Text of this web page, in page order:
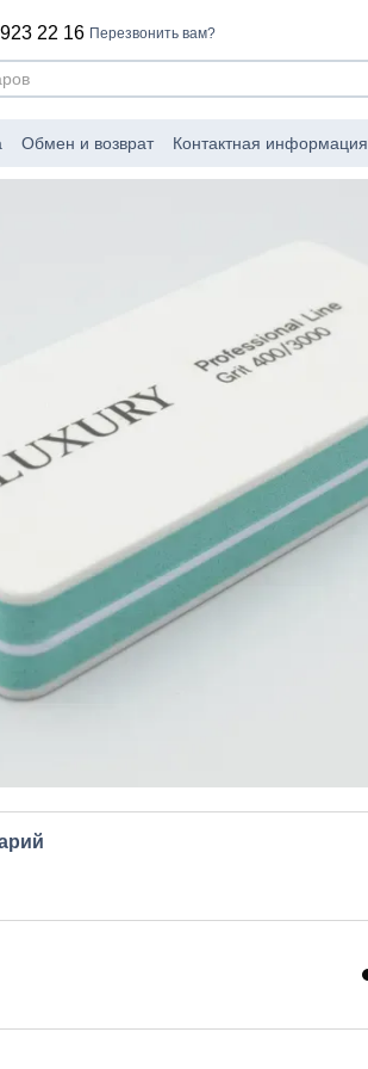
22 16 Перезвонить вам?
Обмен и возврат Контактная информация